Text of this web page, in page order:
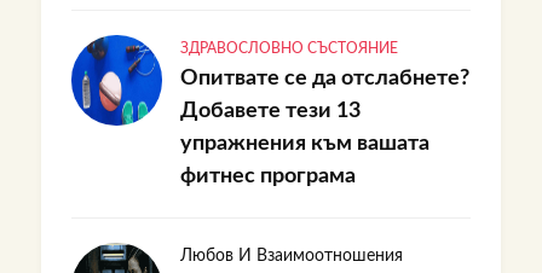
ЗДРАВОСЛОВНО СЪСТОЯНИЕ
Опитвате се да отслабнете?
Добавете тези 13
упражнения към вашата
фитнес програма
Любов И Взаимоотношения